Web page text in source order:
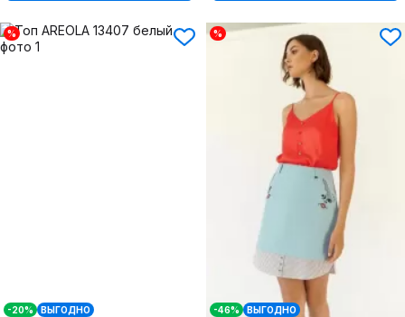
%
-20% ВЫГОДНО
%
-46% ВЫГОДНО